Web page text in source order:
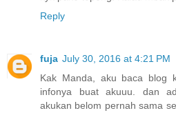
Reply
fuja July 30, 2016 at 4:21 PM
Kak Manda, aku baca blog
infonya buat akuuu. dan
akukan belom pernah sama